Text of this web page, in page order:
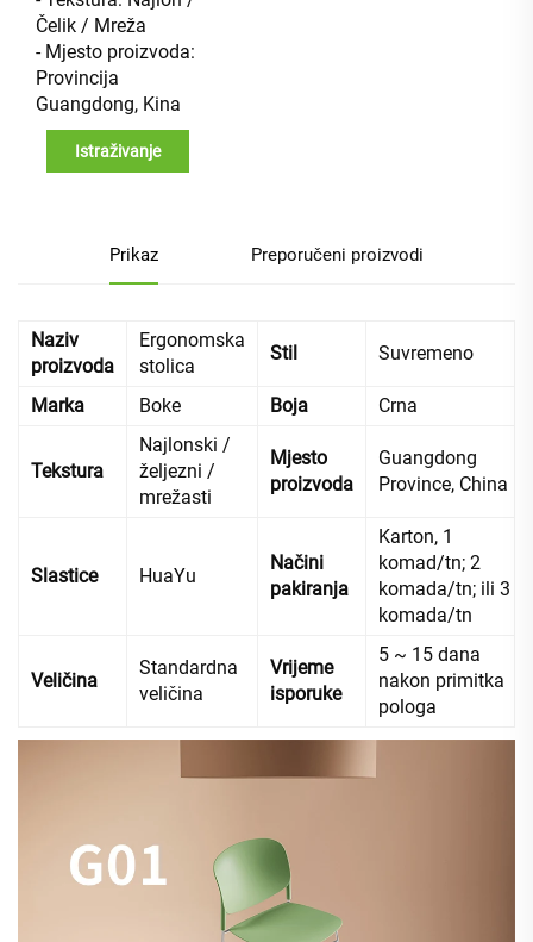
Čelik / Mreža
- Mjesto proizvoda:
Provincija
Guangdong, Kina
Istraživanje
Prikaz Preporučeni proizvodi
Naziv
proizvoda
Ergonomska
stolica
Stil Suvremeno
Marka Boke Boja Crna
Tekstura
Najlonski /
željezni /
mrežasti
Mjesto
proizvoda
Guangdong
Province, China
Slastice HuaYu
Načini
pakiranja
Karton, 1
komad/tn; 2
komada/tn; ili 3
komada/tn
Veličina
Standardna
veličina
Vrijeme
isporuke
5 ~ 15 dana
nakon primitka
pologa